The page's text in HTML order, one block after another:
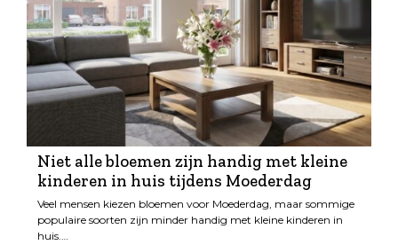
Niet alle bloemen zijn handig met kleine
kinderen in huis tijdens Moederdag
Veel mensen kiezen bloemen voor Moederdag, maar sommige
populaire soorten zijn minder handig met kleine kinderen in
huis.…